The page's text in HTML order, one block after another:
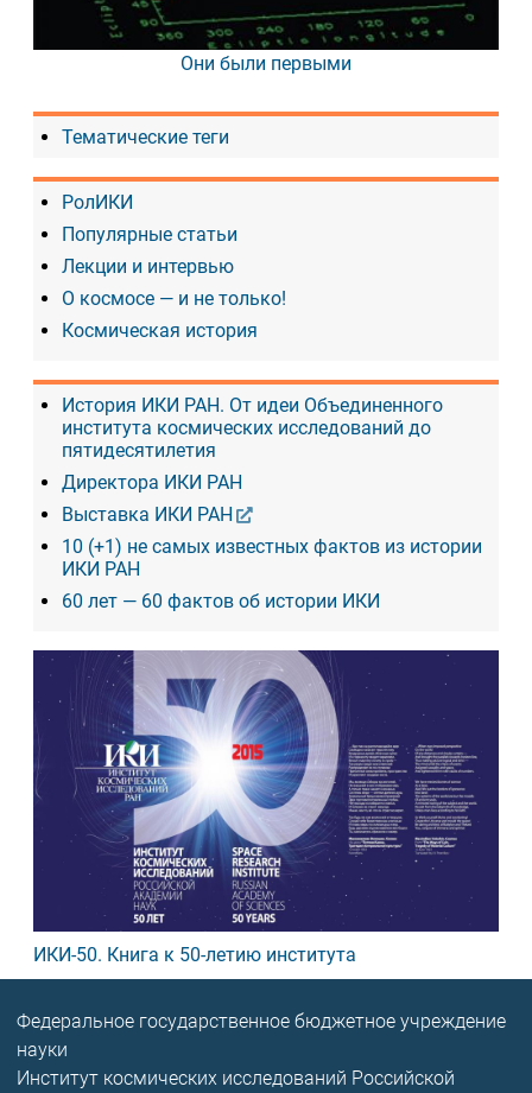
Они были первыми
Тематические теги
РолИКИ
Популярные статьи
Лекции и интервью
О космосе — и не только!
Космическая история
История ИКИ РАН. От идеи Объединенного
института космических исследований до
пятидесятилетия
Директора ИКИ РАН
Выставка ИКИ РАН
10 (+1) не самых известных фактов из истории
ИКИ РАН
60 лет — 60 фактов об истории ИКИ
ИКИ-50. Книга к 50-летию института
Федеральное государственное бюджетное учреждение
науки
Институт космических исследований Российской